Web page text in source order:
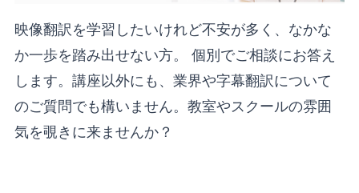
映像翻訳を学習したいけれど不安が多く、なかな
か一歩を踏み出せない方。 個別でご相談にお答え
します。講座以外にも、業界や字幕翻訳について
のご質問でも構いません。教室やスクールの雰囲
気を覗きに来ませんか？